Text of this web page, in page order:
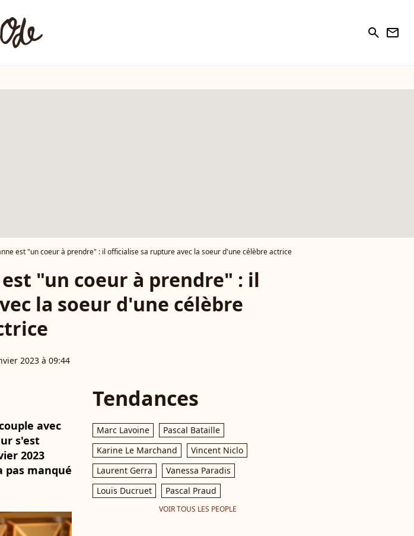
search newsletter
est "un coeur à prendre" : il officialise sa rupture avec la soeur d'une célèbre actrice
"un coeur à prendre" : il
la soeur d'une célèbre
2023 à 09:44
avec
s'est
2023
pas manqué
Tendances
Marc Lavoine
Pascal Bataille
Karine Le Marchand
Vincent Niclo
Laurent Gerra
Vanessa Paradis
Louis Ducruet
Pascal Praud
VOIR TOUS LES PEOPLE